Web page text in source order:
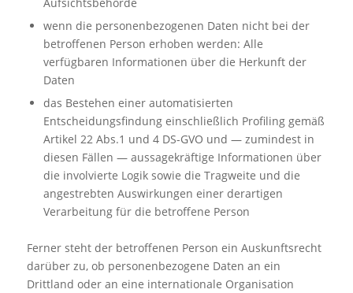
wenn die personenbezogenen Daten nicht bei der
betroffenen Person erhoben werden: Alle
verfügbaren Informationen über die Herkunft der
Daten
das Bestehen einer automatisierten
Entscheidungsfindung einschließlich Profiling gemäß
Artikel 22 Abs.1 und 4 DS-GVO und — zumindest in
diesen Fällen — aussagekräftige Informationen über
die involvierte Logik sowie die Tragweite und die
angestrebten Auswirkungen einer derartigen
Verarbeitung für die betroffene Person
Ferner steht der betroffenen Person ein Auskunftsrecht
darüber zu, ob personenbezogene Daten an ein
Drittland oder an eine internationale Organisation